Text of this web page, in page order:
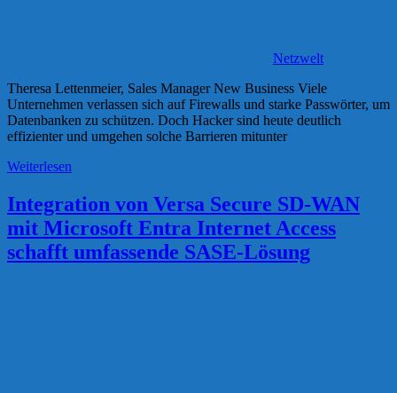
Netzwelt
Theresa Lettenmeier, Sales Manager New Business Viele
Unternehmen verlassen sich auf Firewalls und starke Passwörter, um
Datenbanken zu schützen. Doch Hacker sind heute deutlich
effizienter und umgehen solche Barrieren mitunter
Weiterlesen
Integration von Versa Secure SD-WAN
mit Microsoft Entra Internet Access
schafft umfassende SASE-Lösung